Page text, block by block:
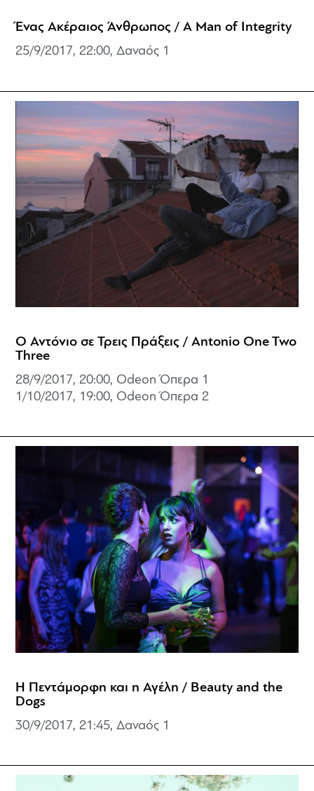
Ένας Ακέραιος Άνθρωπος / A Man of Integrity
25/9/2017, 22:00, Δαναός 1
Ο Αντόνιο σε Τρεις Πράξεις / Antonio One Two
Three
28/9/2017, 20:00, Odeon Όπερα 1
1/10/2017, 19:00, Odeon Όπερα 2
Η Πεντάμορφη και η Αγέλη / Beauty and the
Dogs
30/9/2017, 21:45, Δαναός 1